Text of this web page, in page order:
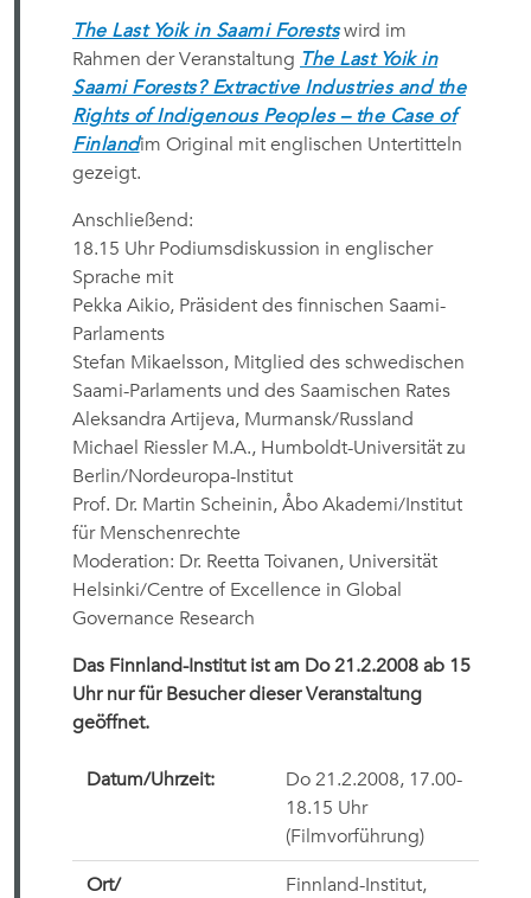
The Last Yoik in Saami Forestswird im
Rahmen der Veranstaltung The Last Yoik in
Saami Forests? Extractive Industries and the
Rights of Indigenous Peoples – the Case of
Finlandim Original mit englischen Untertitteln
gezeigt.
Anschließend:
18.15 Uhr Podiumsdiskussion in englischer
Sprache mit
Pekka Aikio, Präsident des finnischen Saami-
Parlaments
Stefan Mikaelsson, Mitglied des schwedischen
Saami-Parlaments und des Saamischen Rates
Aleksandra Artijeva, Murmansk/Russland
Michael Riessler M.A., Humboldt-Universität zu
Berlin/Nordeuropa-Institut
Prof. Dr. Martin Scheinin, Åbo Akademi/Institut
für Menschenrechte
Moderation: Dr. Reetta Toivanen, Universität
Helsinki/Centre of Excellence in Global
Governance Research
Das Finnland-Institut ist am Do 21.2.2008 ab 15
Uhr nur für Besucher dieser Veranstaltung
geöffnet.
Datum/Uhrzeit:
Do 21.2.2008, 17.00-
18.15 Uhr
(Filmvorführung)
Ort/
Finnland-Institut,